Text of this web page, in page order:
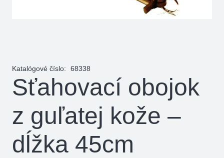
Katalógové číslo: 68338
Sťahovací obojok
z guľatej kože –
dĺžka 45cm